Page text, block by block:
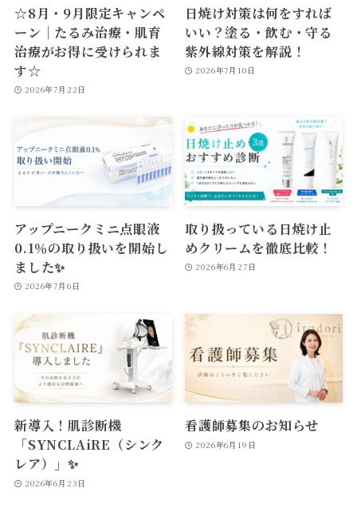
☆8月・9月限定キャンペ
ーン｜たるみ治療・肌育
治療がお得に受けられま
す☆
2026年7月22日
日焼け対策は何をすれば
いい？塗る・飲む・守る
紫外線対策を解説！
2026年7月10日
アップニークミニ点眼液
0.1％の取り扱いを開始し
ました✨
2026年7月6日
取り扱っている日焼け止
めクリームを徹底比較！
2026年6月27日
新導入！肌診断機
「SYNCLAiRE（シンク
レア）」✨
2026年6月23日
看護師募集のお知らせ
2026年6月19日